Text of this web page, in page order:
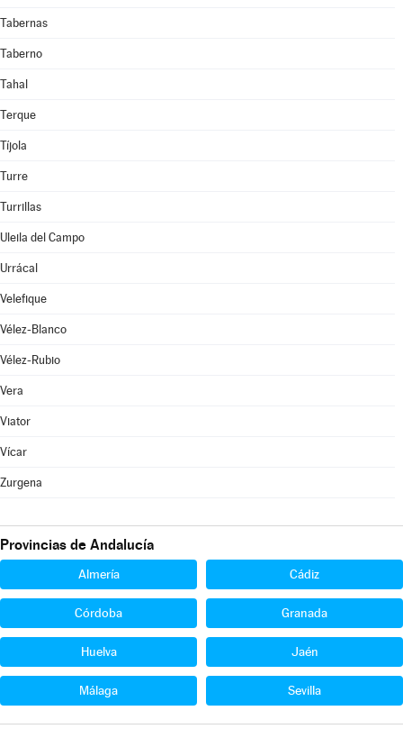
Tabernas
Taberno
Tahal
Terque
Tíjola
Turre
Turrillas
Uleila del Campo
Urrácal
Velefique
Vélez-Blanco
Vélez-Rubio
Vera
Viator
Vícar
Zurgena
Provincias de Andalucía
Almería Cádiz
Córdoba Granada
Huelva Jaén
Málaga Sevilla